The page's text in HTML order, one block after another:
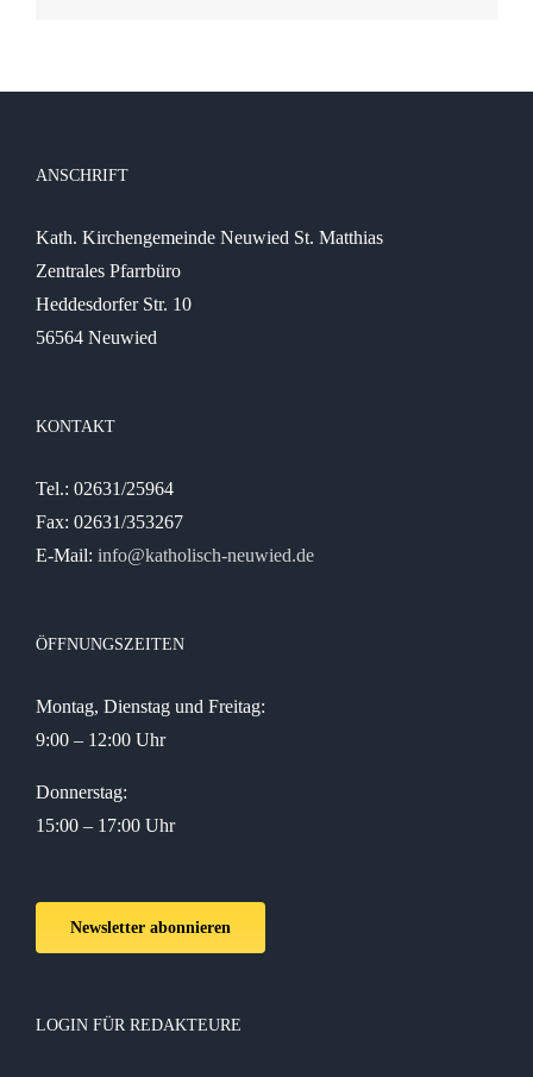
ANSCHRIFT
Kath. Kirchengemeinde Neuwied St. Matthias
Zentrales Pfarrbüro
Heddesdorfer Str. 10
56564 Neuwied
KONTAKT
Tel.: 02631/25964
Fax: 02631/353267
E-Mail: info@katholisch-neuwied.de
ÖFFNUNGSZEITEN
Montag, Dienstag und Freitag:
9:00 – 12:00 Uhr
Donnerstag:
15:00 – 17:00 Uhr
Newsletter abonnieren
LOGIN FÜR REDAKTEURE